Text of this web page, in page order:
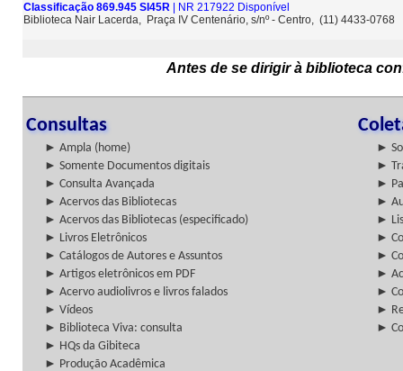
Classificação 869.945 SI45R | NR 217922 Disponível
Biblioteca Nair Lacerda, Praça IV Centenário, s/nº - Centro, (11) 4433-0768
Antes de se dirigir à biblioteca
Consultas
► Ampla (home)
►
► Somente Documentos digitais
►
► Consulta Avançada
►
► Acervos das Bibliotecas
►
► Acervos das Bibliotecas (especificado)
►
► Livros Eletrônicos
►
► Catálogos de Autores e Assuntos
►
► Artigos eletrônicos em PDF
►
► Acervo audiolivros e livros falados
►
► Vídeos
►
► Biblioteca Viva: consulta
►
► HQs da Gibiteca
► Produção Acadêmica